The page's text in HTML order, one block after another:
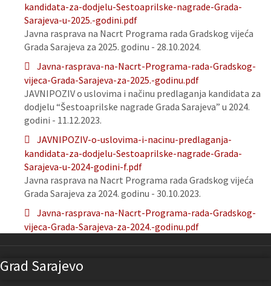
kandidata-za-dodjelu-Sestoaprilske-nagrade-Grada-
Sarajeva-u-2025.-godini.pdf
Javna rasprava na Nacrt Programa rada Gradskog vijeća
Grada Sarajeva za 2025. godinu - 28.10.2024.
Javna-rasprava-na-Nacrt-Programa-rada-Gradskog-
vijeca-Grada-Sarajeva-za-2025.-godinu.pdf
JAVNIPOZIV o uslovima i načinu predlaganja kandidata za
dodjelu “Šestoaprilske nagrade Grada Sarajeva” u 2024.
godini - 11.12.2023.
JAVNIPOZIV-o-uslovima-i-nacinu-predlaganja-
kandidata-za-dodjelu-Sestoaprilske-nagrade-Grada-
Sarajeva-u-2024-godini-f.pdf
Javna rasprava na Nacrt Programa rada Gradskog vijeća
Grada Sarajeva za 2024. godinu - 30.10.2023.
Javna-rasprava-na-Nacrt-Programa-rada-Gradskog-
vijeca-Grada-Sarajeva-za-2024.-godinu.pdf
Grad Sarajevo